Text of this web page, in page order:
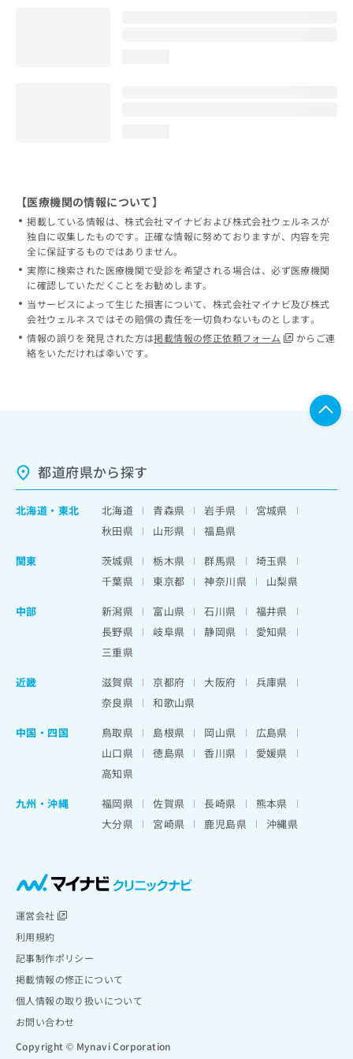
【医療機関の情報について】
掲載している情報は、株式会社マイナビおよび株式会社ウェルネスが
独自に収集したものです。正確な情報に努めておりますが、内容を完
全に保証するものではありません。
実際に検索された医療機関で受診を希望される場合は、必ず医療機関
に確認していただくことをお勧めします。
当サービスによって生じた損害について、株式会社マイナビ及び株式
会社ウェルネスではその賠償の責任を一切負わないものとします。
情報の誤りを発見された方は掲載情報の修正依頼フォーム
からご連
絡をいただければ幸いです。
都道府県から探す
北海道 ・ 東北 北海道 青森県 岩手県
宮城県
秋田県
山形県
福島県
関東
茨城県 栃木県 群馬県
埼玉県
千葉県
東京都 神奈川県
山梨県
中部
新潟県 富山県 石川県
福井県
長野県
岐阜県 静岡県
愛知県
三重県
近畿
滋賀県 京都府 大阪府
兵庫県
奈良県
和歌山県
中国・四国
鳥取県 島根県 岡山県
広島県
山口県
徳島県 香川県
愛媛県
高知県
九州・沖縄
福岡県 佐賀県 長崎県
熊本県
大分県
宮崎県 鹿児島県 沖縄県
運営会社
利用規約
記事制作ポリシー
掲載情報の修正について
個人情報の取り扱いについて
お問い合わせ
Copyright © Mynavi Corporation